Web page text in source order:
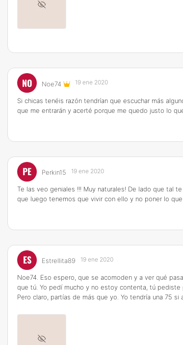
NO Noe74 19 ene 2020
Si chicas tenéis razón tendrían que escuchar más
que me entrarán y acerté porque me quedo justo lo
PE Perkin15 19 ene 2020
Te las veo geniales !!! Muy naturales! De lado que tal
que luego tenemos que vivir con ello y no poner lo que
ES Estrellita89 19 ene 2020
Noe74. Eso espero, que se acomoden y a ver qué
que tú. Yo pedí mucho y no estoy contenta, tú
Pero claro, partías de más que yo. Yo tendría una 75 si